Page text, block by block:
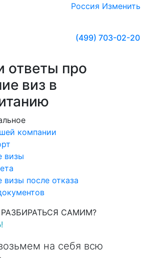
Россия Изменить
(499) 703-02-20
ответы про
виз в
компании
визы
после отказа
САМИМ?
на себя всю